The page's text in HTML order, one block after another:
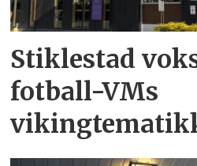
Stiklestad
fotball-VMs